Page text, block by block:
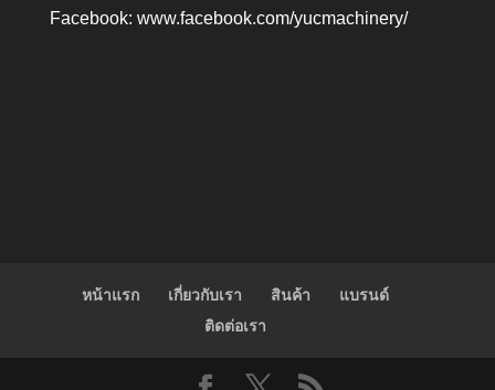
Facebook: www.facebook.com/yucmachinery/
หน้าแรก เกี่ยวกับเรา สินค้า
แบรนด์
ติดต่อเรา